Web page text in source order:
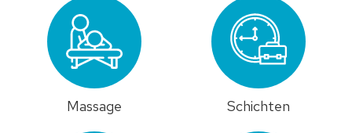
Massage Schichten